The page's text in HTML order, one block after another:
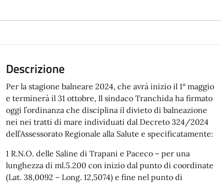
Descrizione
Per la stagione balneare 2024, che avrà inizio il 1° maggio
e terminerà il 31 ottobre, Il sindaco Tranchida ha firmato
oggi l’ordinanza che disciplina il divieto di balneazione
nei nei tratti di mare individuati dal Decreto 324/2024
dell’Assessorato Regionale alla Salute e specificatamente:
1 R.N.O. delle Saline di Trapani e Paceco – per una
lunghezza di ml.5.200 con inizio dal punto di coordinate
(Lat. 38,0092 – Long. 12,5074) e fine nel punto di